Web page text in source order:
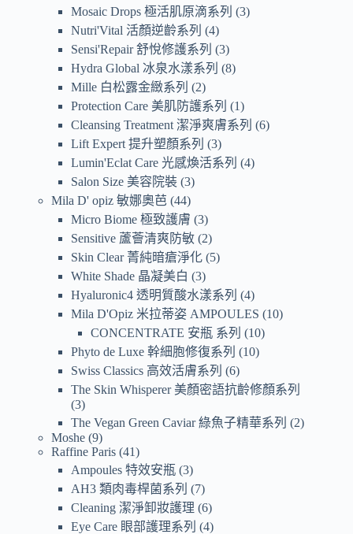
Mosaic Drops 極活肌原滴系列
3
Nutri'Vital 活顏逆齡系列
4
Sensi'Repair 舒悅修護系列
3
Hydra Global 冰泉水漾系列
8
Mille 白松露金緻系列
2
Protection Care 美肌防護系列
1
Cleansing Treatment 潔淨爽膚系列
6
Lift Expert 提升塑顏系列
3
Lumin'Eclat Care 光感煥活系列
4
Salon Size 美容院裝 3
Mila D' opiz 敏娜奧芭 44
Micro Biome 極致護膚 3
Sensitive 蘆薈清爽防敏 2
Skin Clear 菁純暗瘡淨化 5
White Shade 晶凝美白
3
Hyaluronic4 透明質酸水漾系列
4
Mila D'Opiz 米拉蒂姿 AMPOULES
10
CONCENTRATE 安瓶 系列
10
Phyto de Luxe 幹細胞修復系列
10
Swiss Classics 高效活膚系列
6
The Skin Whisperer 美顏密語抗齡修顏系列
3
The Vegan Green Caviar 綠魚子精華系列
2
Moshe 9
Raffine Paris 41
Ampoules 特效安瓶 3
AH3 類肉毒桿菌系列
7
Cleaning 潔淨卸妝護理 6
Eye Care 眼部護理系列
4